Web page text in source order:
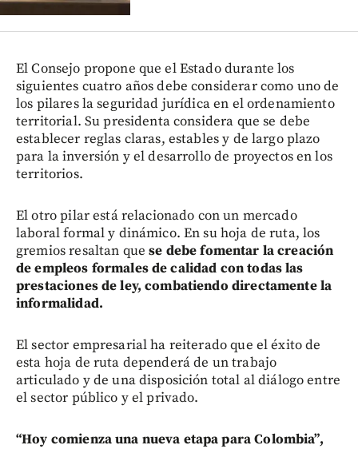
El Consejo propone que el Estado durante los
siguientes cuatro años debe considerar como uno de
los pilares la seguridad jurídica en el ordenamiento
territorial. Su presidenta considera que se debe
establecer reglas claras, estables y de largo plazo
para la inversión y el desarrollo de proyectos en los
territorios.
El otro pilar está relacionado con un mercado
laboral formal y dinámico. En su hoja de ruta, los
gremios resaltan quese debe fomentar la creación
de empleos formales de calidad con todas las
prestaciones de ley, combatiendo directamente la
informalidad.
El sector empresarial ha reiterado que el éxito de
esta hoja de ruta dependerá de un trabajo
articulado y de una disposición total al diálogo entre
el sector público y el privado.
“Hoy comienza una nueva etapa para Colombia”,